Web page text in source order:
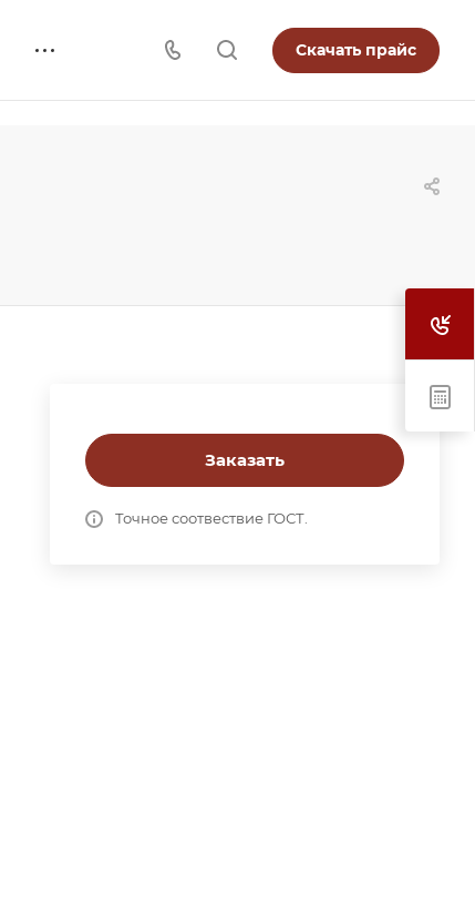
Скачать прайс
Заказать
Точное соотвествие ГОСТ.